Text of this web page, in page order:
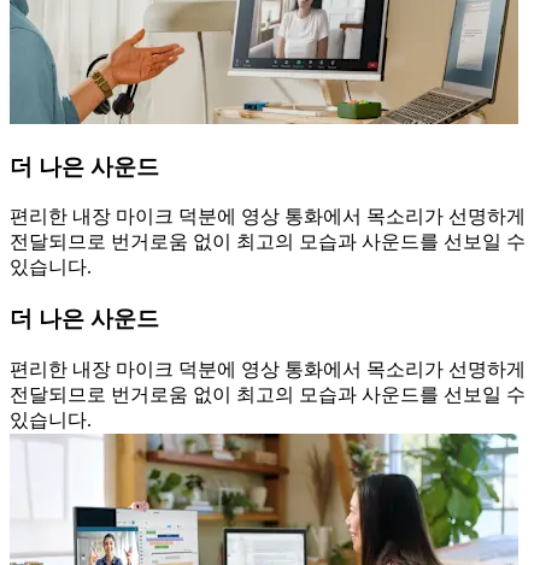
더 나은 사운드
편리한 내장 마이크 덕분에 영상 통화에서 목소리가 선명하게
전달되므로 번거로움 없이 최고의 모습과 사운드를 선보일 수
있습니다.
더 나은 사운드
편리한 내장 마이크 덕분에 영상 통화에서 목소리가 선명하게
전달되므로 번거로움 없이 최고의 모습과 사운드를 선보일 수
있습니다.